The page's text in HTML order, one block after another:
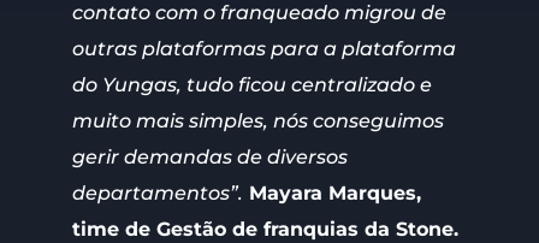
contato com o franqueado migrou de
outras plataformas para a plataforma
do Yungas, tudo ficou centralizado e
muito mais simples, nós conseguimos
gerir demandas de diversos
departamentos”. Mayara Marques,
time de Gestão de franquias da Stone.